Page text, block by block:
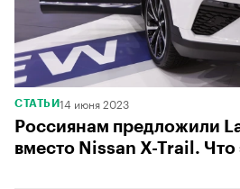
СТАТЬИ14 июня 2023
Россиянам предложили
вместо Nissan X-Trail. Что